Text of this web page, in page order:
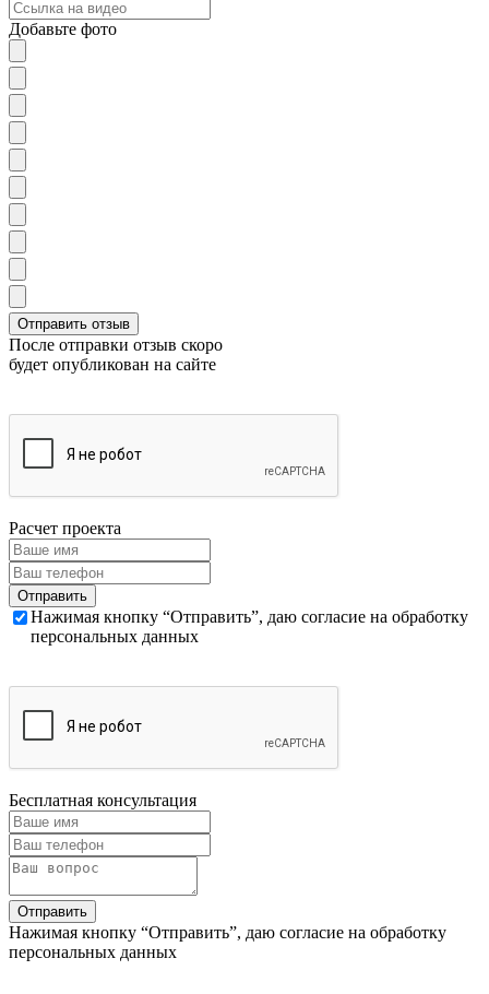
Добавьте фото
После отправки отзыв скоро
будет опубликован на сайте
Расчет проекта
Нажимая кнопку “Отправить”, даю согласие на обработку
персональных данных
Бесплатная консультация
Нажимая кнопку “Отправить”, даю согласие на обработку
персональных данных